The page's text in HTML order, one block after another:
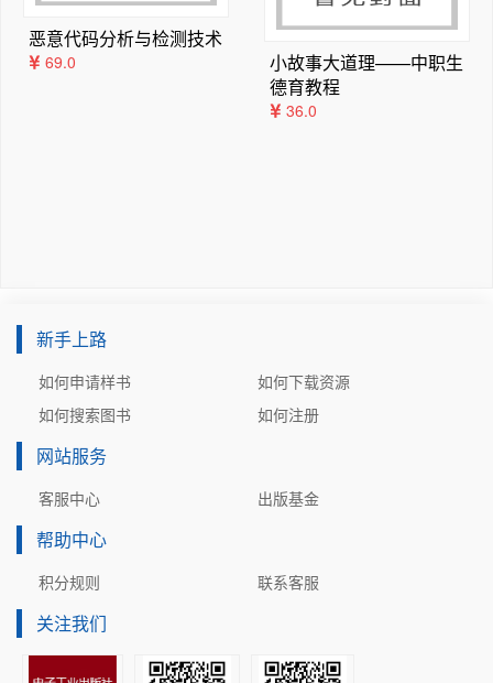
··········································
··················50
2.6.2 非对称数字用户线ADSL ··················
··········································
··········································
第3 章 数据链路层····························
··········································
·······················55
··········································
··········56
··········································
·················56
··········································
恶意代码分析与检测技术
69.0
小故事大道理——中职生
德育教程
36.0
新手上路
如何申请样书
如何下载资源
如何搜索图书
如何注册
网站服务
客服中心 出版基金
帮助中心
积分规则 联系客服
关注我们